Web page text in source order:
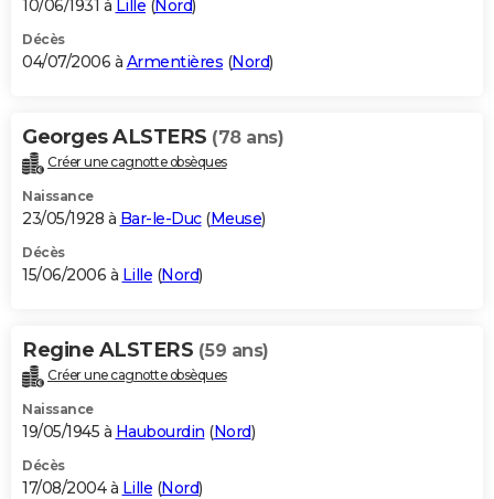
10/06/1931 à Lille (Nord)
Décès
04/07/2006 à Armentières (Nord)
Georges ALSTERS (78 ans)
Créer une cagnotte obsèques
Naissance
23/05/1928 à Bar-le-Duc(Meuse)
Décès
15/06/2006 à Lille (Nord)
Regine ALSTERS (59 ans)
Créer une cagnotte obsèques
Naissance
19/05/1945 à Haubourdin (Nord)
Décès
17/08/2004 à Lille (Nord)